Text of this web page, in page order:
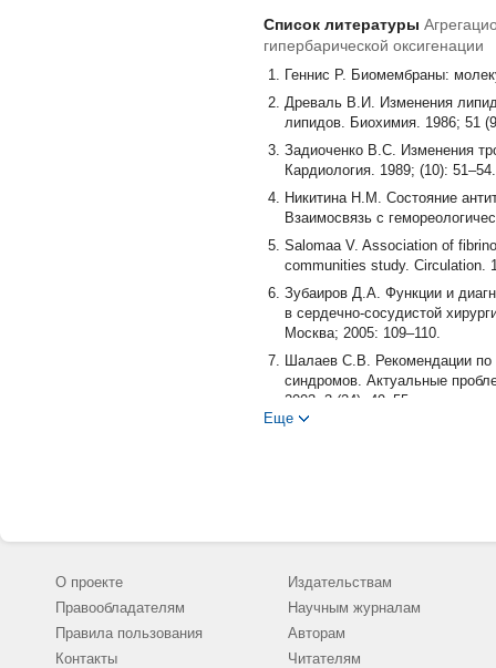
Список литературы
гипербарической оксигенации
Геннис Р. Биомембраны:
Древаль В.И. Изменения
липидов. Биохимия. 1986; 51
Задиоченко В.С. Изменения
Кардиология. 1989; (10): 51–54.
Никитина Н.М. Состояние
Взаимосвязь с
Salomaa V. Association of
communities study. Circulation.
Зубаиров Д.А. Функции и
в сердечно-сосудистой
Москва; 2005: 109–110.
Шалаев С.В. Рекомендации по
синдромов. Актуальные
2003; 3 (24): 49–55.
Kamath S. Platelet activation:
Bukharaev A.A., Mozhanova
soft materials in liquid by AFM.
Быков И.В. Развитие и
атомно-силовой
Еще
О проекте
Правообладателям
Правила пользования
Контакты
Издательствам
Научным журналам
Авторам
Читателям